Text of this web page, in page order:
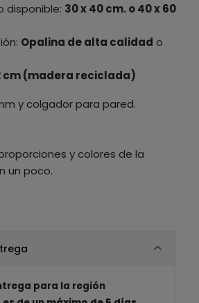
disponible: 30 x 40 cm. o 40 x 60
Opalina de alta calidad o
cm (madera reciclada)
y colgador para pared.
y colores de la
un poco.
para la región